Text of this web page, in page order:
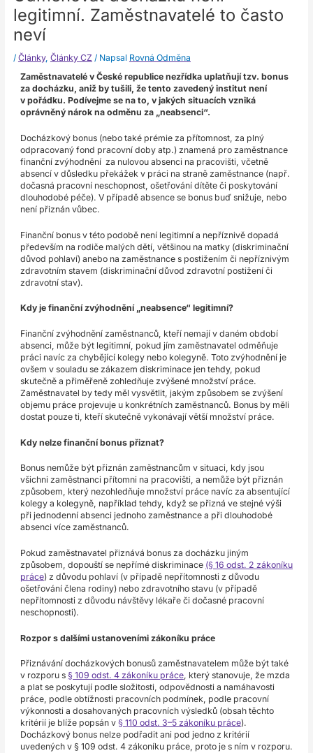
legitimní. Zaměstnavatelé to často
neví
/ Články, Články CZ / Napsal Rovná Odměna
Zaměstnavatelé v České republice nezřídka uplatňují tzv. bonus
za docházku, aniž by tušili, že tento zavedený institut není
v pořádku. Podívejme se na to, v jakých situacích vzniká
oprávněný nárok na odměnu za „neabsenci“.
Docházkový bonus (nebo také prémie za přítomnost, za plný
odpracovaný fond pracovní doby atp.) znamená pro zaměstnance
finanční zvýhodnění za nulovou absenci na pracovišti, včetně
absencí v důsledku překážek v práci na straně zaměstnance (např.
dočasná pracovní neschopnost, ošetřování dítěte či poskytování
dlouhodobé péče). V případě absence se bonus buď snižuje, nebo
není přiznán vůbec.
Finanční bonus v této podobě není legitimní a nepříznivě dopadá
především na rodiče malých dětí, většinou na matky (diskriminační
důvod pohlaví) anebo na zaměstnance s postižením či nepříznivým
zdravotním stavem (diskriminační důvod zdravotní postižení či
zdravotní stav).
Kdy je finanční zvýhodnění „neabsence“ legitimní?
Finanční zvýhodnění zaměstnanců, kteří nemají v daném období
absenci, může být legitimní, pokud jím zaměstnavatel odměňuje
práci navíc za chybějící kolegy nebo kolegyně. Toto zvýhodnění je
ovšem v souladu se zákazem diskriminace jen tehdy, pokud
skutečně a přiměřeně zohledňuje zvýšené množství práce.
Zaměstnavatel by tedy měl vysvětlit, jakým způsobem se zvýšení
objemu práce projevuje u konkrétních zaměstnanců. Bonus by měli
dostat pouze ti, kteří skutečně vykonávají větší množství práce.
Kdy nelze finanční bonus přiznat?
Bonus nemůže být přiznán zaměstnancům v situaci, kdy jsou
všichni zaměstnanci přítomni na pracovišti, a nemůže být přiznán
způsobem, který nezohledňuje množství práce navíc za absentující
kolegy a kolegyně, například tehdy, když se přizná ve stejné výši
při jednodenní absenci jednoho zaměstnance a při dlouhodobé
absenci více zaměstnanců.
Pokud zaměstnavatel přiznává bonus za docházku jiným
způsobem, dopouští se nepřímé diskriminace (§ 16 odst. 2 zákoníku
práce) z důvodu pohlaví (v případě nepřítomnosti z důvodu
ošetřování člena rodiny) nebo zdravotního stavu (v případě
nepřítomnosti z důvodu návštěvy lékaře či dočasné pracovní
neschopnosti).
Rozpor s dalšími ustanoveními zákoníku práce
Přiznávání docházkových bonusů zaměstnavatelem může být také
v rozporu s § 109 odst. 4 zákoníku práce, který stanovuje, že mzda
a plat se poskytují podle složitosti, odpovědnosti a namáhavosti
práce, podle obtížnosti pracovních podmínek, podle pracovní
výkonnosti a dosahovaných pracovních výsledků (obsah těchto
kritérií je blíže popsán v § 110 odst. 3–5 zákoníku práce).
Docházkový bonus nelze podřadit ani pod jedno z kritérií
uvedených v § 109 odst. 4 zákoníku práce, proto je s ním v rozporu.